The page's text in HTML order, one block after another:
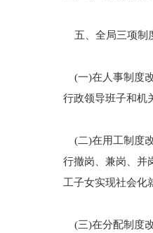
五、全局三项制
(一)在人事制度
行政领导班子和机
(二)在用工制度
行撤岗、兼岗、并
工子女实现社会化
(三)在分配制度